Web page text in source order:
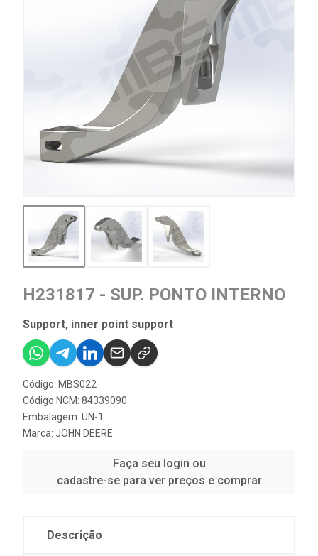
H231817 - SUP. PONTO INTERNO
Support, inner point support
Código: MBS022
Código NCM: 84339090
Embalagem: UN-1
Marca: JOHN DEERE
Faça seu login ou
cadastre-se para ver preços e comprar
Descrição